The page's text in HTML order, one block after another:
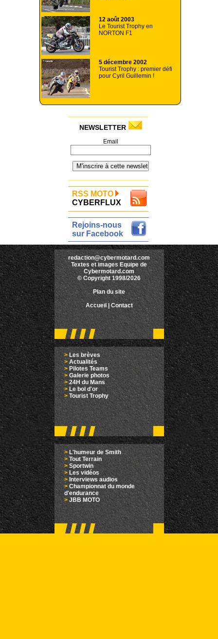
12 août 2003
Le Tourist Trophy en
NORTON F1
5 décembre 2002
Tourist Trophy : premier défi
pour Cyril Guillemin !
NEWSLETTER
Email
RSS MOTO
CYBERFLUX
Rejoins-nous
sur Facebook
redaction@cybermotard.com
Textes et images Equipe de
Cybermotard.com
© Copyright 1998/2026
Plan du site
Accueil |Contact
>Les brèves
> Actualités
> Pilotes Teams
>Galerie photos
>24H du Mans
>Le bol d'or
> Tourist Trophy
>L'humeur de Smith
> Tout Terrain
> Sportwin
> Les vidéos
> Interviews audios
>Championnat du monde
d'endurance
> JBB MOTO